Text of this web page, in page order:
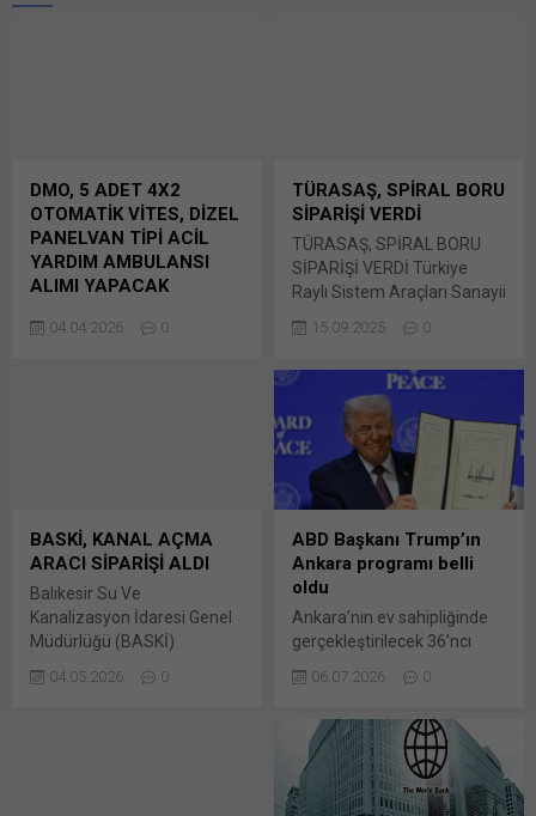
DMO, 5 ADET 4X2
OTOMATİK VİTES, DİZEL
PANELVAN TİPİ ACİL
YARDIM AMBULANSI
ALIMI YAPACAK
Müdürlüğünden
paylaşmak için tıklayın (Yeni
pencerede açılır) X Linkedln
üzerinden paylaşmak için
tıklayın (Yeni pencerede
açılır) LinkedIn WhatsApp'ta
paylaşmak için tıklayın (Yeni
pencerede açılır) WhatsApp
04.04.2026 0
TÜRASAŞ, SPİRAL BORU
SİPARİŞİ VERDİ
TÜRASAŞ, SPİRAL BORU
SİPARİŞİ VERDİ Türkiye
Raylı Sistem Araçları Sanayii
Sakarya Bölge
2025 tarihinde 4734 / 3-g
kapsamında ihalesi Bunu
paylaş: X'te paylaşmak için
tıklayın (Yeni pencerede
açılır) X Linkedln üzerinden
paylaşmak için tıklayın (Yeni
pencerede açılır) LinkedIn
WhatsApp'ta paylaşmak için
tıklayın (Yeni pencerede
Facebook'ta paylaşmak için
tıklayın (Yeni...
15.09.2025 0
BASKİ, KANAL AÇMA
ARACI SİPARİŞİ ALDI
Balıkesir Su Ve
Kanalizasyon İdaresi Genel
Müdürlüğü (BASKİ)
tarihinde ihalesi
04.05.2026 0
ABD Başkanı Trump’ın
Ankara programı belli
oldu
Ankara’nın ev sahipliğinde
gerçekleştirilecek 36’ncı⁠
Başkanları Zirvesi’ne sayılı
Donald Trump, yarın
Ankara’ya gelecek. Beyaz
Saray, Trump’ın programını
duyurdu. ABD Başkan’ı
06.07.2026 0